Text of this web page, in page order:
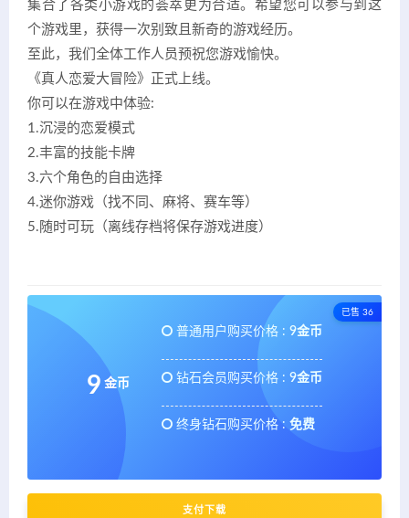
集合了各类小游戏的荟萃更为合适。希望您可以参与到这
个游戏里，获得一次别致且新奇的游戏经历。
至此，我们全体工作人员预祝您游戏愉快。
《真人恋爱大冒险》正式上线。
你可以在游戏中体验:
1.沉浸的恋爱模式
2.丰富的技能卡牌
3.六个角色的自由选择
4.迷你游戏（找不同、麻将、赛车等）
5.随时可玩（离线存档将保存游戏进度）
已售 36
9 金币
普通用户购买价格 : 9金币
钻石会员购买价格 : 9金币
终身钻石购买价格 : 免费
支付下载